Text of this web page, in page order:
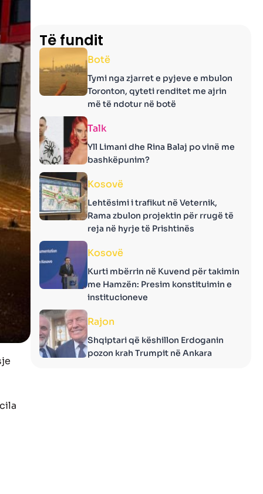
Të fundit
Botë
Tymi nga zjarret e pyjeve e mbulon
Toronton, qyteti renditet me ajrin
më të ndotur në botë
Talk
Yll Limani dhe Rina Balaj po vinë me
bashkëpunim?
Kosovë
Lehtësimi i trafikut në Veternik,
Rama zbulon projektin për rrugë të
reja në hyrje të Prishtinës
Kosovë
Kurti mbërrin në Kuvend për takimin
me Hamzën: Presim konstituimin e
institucioneve
Rajon
Shqiptari që këshillon Erdoganin
pozon krah Trumpit në Ankara